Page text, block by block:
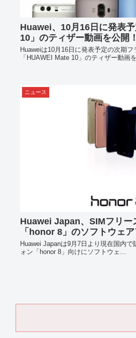
Huawei、10月16日に発表
10」のティザー動画を公開
Huaweiは10月16日に発表予定の次期
「HUAWEI Mate 10」のティザー動画
ニュース
Huawei Japan、SIMフリー
「honor 8」のソフトウェ
Huawei Japanは9月7日より現在国内
ォン「honor 8」向けにソフトウェ...